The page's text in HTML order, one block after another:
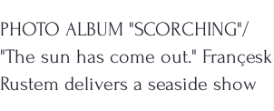
PHOTO ALBUM "SCORCHING"/
"The sun has come out." Françeska
Rustem delivers a seaside show